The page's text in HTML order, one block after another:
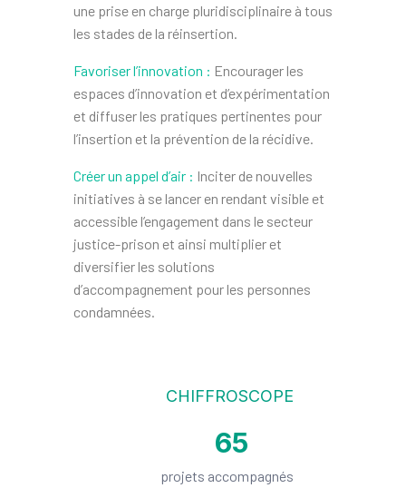
une prise en charge pluridisciplinaire à tous
les stades de la réinsertion.
Favoriser l’innovation : Encourager les
espaces d’innovation et d’expérimentation
et diffuser les pratiques pertinentes pour
l’insertion et la prévention de la récidive.
Créer un appel d’air : Inciter de nouvelles
initiatives à se lancer en rendant visible et
accessible l’engagement dans le secteur
justice-prison et ainsi multiplier et
diversifier les solutions
d’accompagnement pour les personnes
condamnées.
CHIFFROSCOPE
65
projets accompagnés